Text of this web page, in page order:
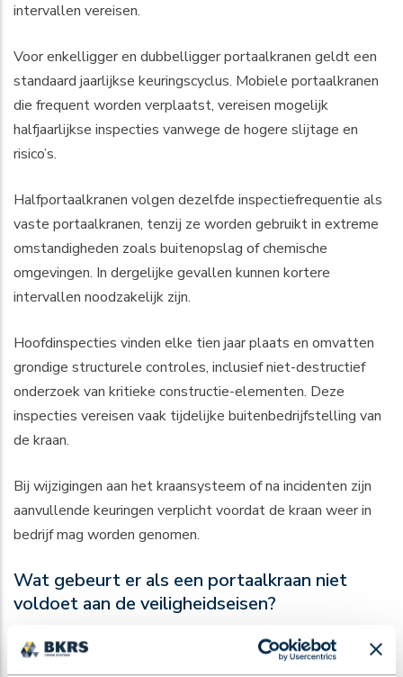
intervallen vereisen.
Voor enkelligger en dubbelligger portaalkranen geldt een
standaard jaarlijkse keuringscyclus. Mobiele portaalkranen
die frequent worden verplaatst, vereisen mogelijk
halfjaarlijkse inspecties vanwege de hogere slijtage en
risico’s.
Halfportaalkranen volgen dezelfde inspectiefrequentie als
vaste portaalkranen, tenzij ze worden gebruikt in extreme
omstandigheden zoals buitenopslag of chemische
omgevingen. In dergelijke gevallen kunnen kortere
intervallen noodzakelijk zijn.
Hoofdinspecties vinden elke tien jaar plaats en omvatten
grondige structurele controles, inclusief niet-destructief
onderzoek van kritieke constructie-elementen. Deze
inspecties vereisen vaak tijdelijke buitenbedrijfstelling van
de kraan.
Bij wijzigingen aan het kraansysteem of na incidenten zijn
aanvullende keuringen verplicht voordat de kraan weer in
bedrijf mag worden genomen.
Wat gebeurt er als een portaalkraan niet
voldoet aan de veiligheidseisen?
Niet-naleving van veiligheidsvoorschriften leidt tot
ONMIDDELLIJKE STILLEGGING
van de portaalkraan